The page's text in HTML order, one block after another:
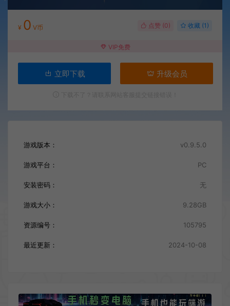
¥ 0 V币 点赞 (0) 收藏 (1)
VIP免费
立即下载 升级会员
游戏版本： v0.9.5.0
游戏平台： PC
安装密码： 无
游戏大小： 9.28GB
资源编号： 105795
最近更新： 2024-10-08